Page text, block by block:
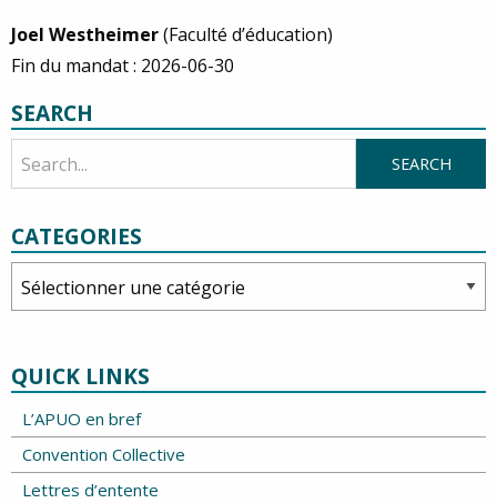
Joel Westheimer(Faculté d’éducation)
Fin du mandat : 2026-06-30
SEARCH
CATEGORIES
QUICK LINKS
L’APUO en bref
Convention Collective
Lettres d’entente